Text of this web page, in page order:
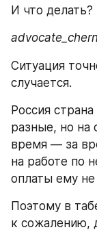
И что делать?
Ситуация
случается.
Россия
разные, но на
время — за
на работе по
оплаты ему не
Поэтому в
к сожалению,